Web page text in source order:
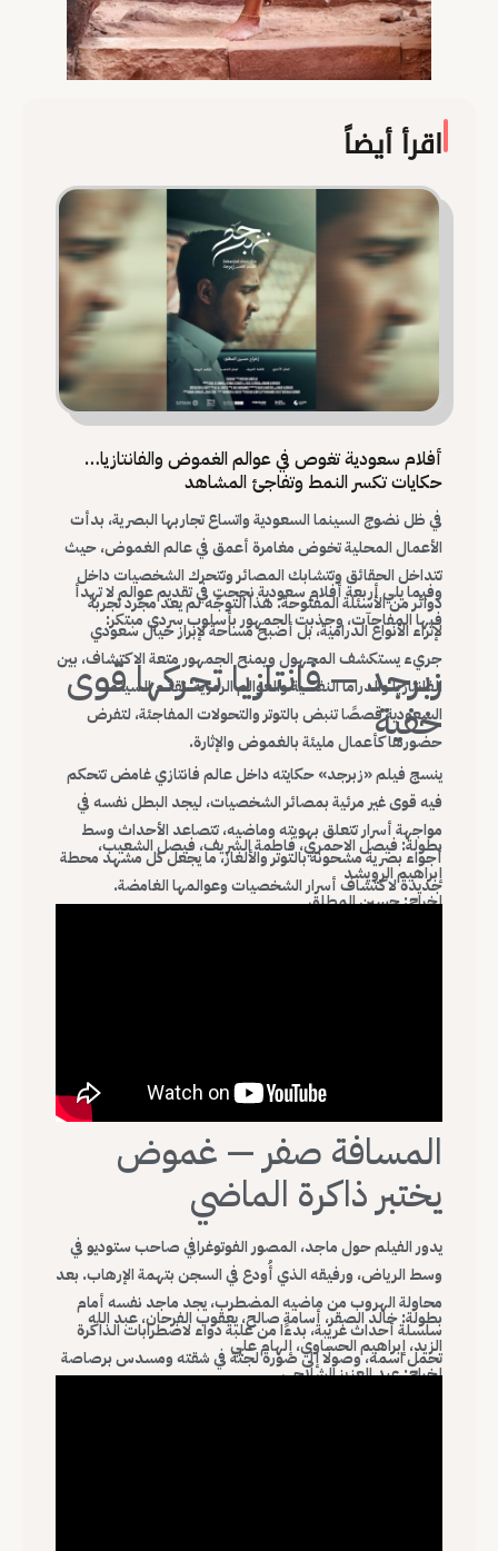
اقرأ أيضاً
أفلام سعودية تغوص في عوالم الغموض والفانتازيا…
حكايات تكسر النمط وتفاجئ المشاهد
في ظل نضوج السينما السعودية واتساع تجاربها البصرية، بدأت
الأعمال المحلية تخوض مغامرة أعمق في عالم الغموض، حيث
تتداخل الحقائق وتتشابك المصائر وتتحرك الشخصيات داخل
دوائر من الأسئلة المفتوحة. هذا التوجّه لم يعد مجرد تجربة
لإثراء الأنواع الدرامية، بل أصبح مساحة لإبراز خيال سعودي
جريء يستكشف المجهول ويمنح الجمهور متعة الاكتشاف، بين
الفانتازيا والدراما النفسية والعوالم الرمزية، تقدّم السينما
السعودية قصصًا تنبض بالتوتر والتحولات المفاجئة، لتفرض
حضورها كأعمال مليئة بالغموض والإثارة.
وفيما يلي أربعة أفلام سعودية نجحت في تقديم عوالم لا تهدأ
فيها المفاجآت، وجذبت الجمهور بأسلوب سردي مبتكر:
زبرجد — فانتازيا تحركها قوى
خفية
ينسج فيلم «زبرجد» حكايته داخل عالم فانتازي غامض تتحكم
فيه قوى غير مرئية بمصائر الشخصيات، ليجد البطل نفسه في
مواجهة أسرار تتعلق بهويته وماضيه، تتصاعد الأحداث وسط
أجواء بصرية مشحونة بالتوتر والألغاز، ما يجعل كل مشهد محطة
جديدة لاكتشاف أسرار الشخصيات وعوالمها الغامضة.
بطولة: فيصل الاحمري، فاطمة الشريف، فيصل الشعيب،
إبراهيم الرويشد
إخراج: حسين المطلق
المسافة صفر — غموض
يختبر ذاكرة الماضي
يدور الفيلم حول ماجد، المصور الفوتوغرافي صاحب ستوديو في
وسط الرياض، ورفيقه الذي أُودع في السجن بتهمة الإرهاب. بعد
محاولة الهروب من ماضيه المضطرب، يجد ماجد نفسه أمام
سلسلة أحداث غريبة، بدءًا من علبة دواء لاضطرابات الذاكرة
تحمل اسمه، وصولًا إلى صورة لجثة في شقته ومسدس برصاصة
بطولة: خالد الصقر، أسامة صالح، يعقوب الفرحان، عبد الله
الزيد، إبراهيم الحساوي، إلهام علي
إخراج: عبد العزيز الشلاحي